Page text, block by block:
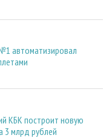
автоматизировал
КБК построит новую
3 млрд рублей